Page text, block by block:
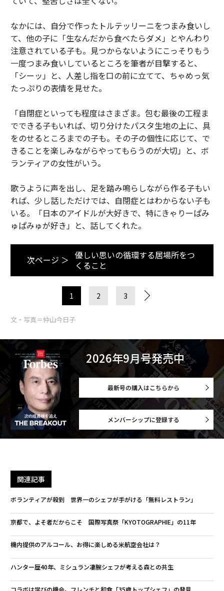
なかには、自分で作ったトルテッリーニをつまみ食いし
て、他の子に「生なんだから食べたらダメ」とやんわり
注意されている子も。見つからないようにこっそりもう
一度つまみ食いしているところを筆者が目撃すると、
「シーッ」と、人差し指を口の前に立てて、ちゃめっ気
たっぷりの表情を見せた。
「自閉症といっても程度はさまざま。包む最後の工程ま
でできる子もいれば、切り分けたパスタ生地の上に、具
をのせるところまでの子も。その子の個性に応じて、で
きることを楽しみながらやってもらうのが大切」と、ボ
ランティアの女性がいう。
歌うように声を出し、足を踏み鳴らしながら作る子もい
れば、少し話しただけでは、自閉症とはわからない子も
いる。「日本のアイドルが大好きで、特にきゃりーぱみ
ゅぱみゅが好き」と、話してくれた。
次ページ ＞ 優しい思いの循環する居場所をつ
くること
1 2 3
文・写真＝仲山今日子
2026年9月号発売中
最新号の購入はこちらから
メンバーシップに登録する
関連記事
ボランティアが殺到 世界一のシェフが手がける「無料レストラン」
京都で、よそ者だからこそ 国際写真祭「KYOTOGRAPHIE」の11年
機内提供のアルコール、お得に楽しめる米航空会社は？
ハンター歴40年、ミシュラン凄腕シェフが考える森との共生
コラボは学びの機会。フレンチと和食「35歳トップシェフ」の発見